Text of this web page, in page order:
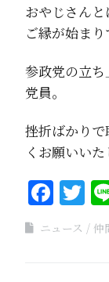
おやじさん
ご縁が始まり
参政党の立
党員。
挫折ばかり
くお願いいた
ニュース 仲